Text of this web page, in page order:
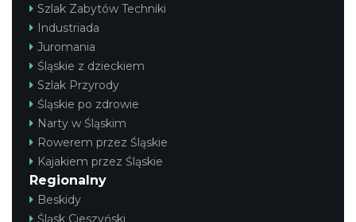
Szlak Zabytów Techniki
Industriada
Juromania
Śląskie z dzieckiem
Szlak Przyrody
Śląskie po zdrowie
Narty w Śląskim
Rowerem przez Śląskie
Kajakiem przez Śląskie
Regionalny
Beskidy
Śląsk Cieszyński